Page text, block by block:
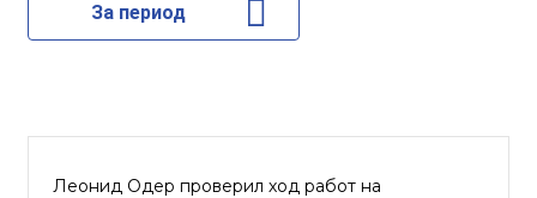
За период
Леонид Одер проверил ход работ на